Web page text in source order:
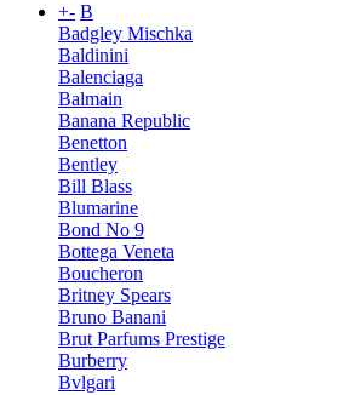
+- B
Badgley Mischka
Baldinini
Balenciaga
Balmain
Banana Republic
Benetton
Bentley
Bill Blass
Blumarine
Bond No 9
Bottega Veneta
Boucheron
Britney Spears
Bruno Banani
Brut Parfums Prestige
Burberry
Bvlgari